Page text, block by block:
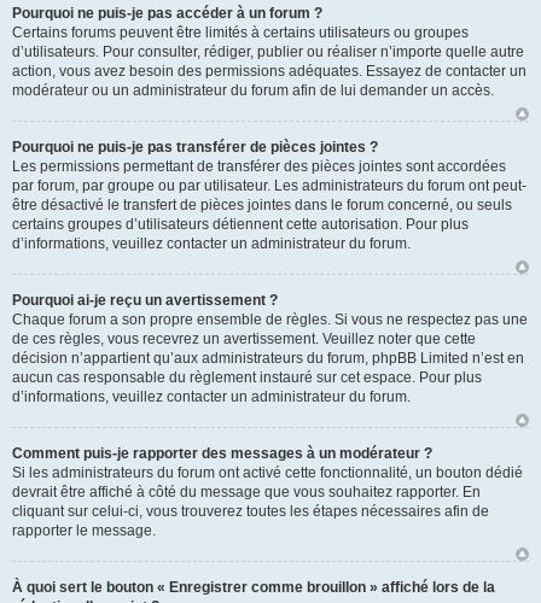
Pourquoi ne puis-je pas accéder à un forum ?
Certains forums peuvent être limités à certains utilisateurs ou groupes
d’utilisateurs. Pour consulter, rédiger, publier ou réaliser n’importe quelle autre
action, vous avez besoin des permissions adéquates. Essayez de contacter un
modérateur ou un administrateur du forum afin de lui demander un accès.
Pourquoi ne puis-je pas transférer de pièces jointes ?
Les permissions permettant de transférer des pièces jointes sont accordées
par forum, par groupe ou par utilisateur. Les administrateurs du forum ont peut-
être désactivé le transfert de pièces jointes dans le forum concerné, ou seuls
certains groupes d’utilisateurs détiennent cette autorisation. Pour plus
d’informations, veuillez contacter un administrateur du forum.
Pourquoi ai-je reçu un avertissement ?
Chaque forum a son propre ensemble de règles. Si vous ne respectez pas une
de ces règles, vous recevrez un avertissement. Veuillez noter que cette
décision n’appartient qu’aux administrateurs du forum, phpBB Limited n’est en
aucun cas responsable du règlement instauré sur cet espace. Pour plus
d’informations, veuillez contacter un administrateur du forum.
Comment puis-je rapporter des messages à un modérateur ?
Si les administrateurs du forum ont activé cette fonctionnalité, un bouton dédié
devrait être affiché à côté du message que vous souhaitez rapporter. En
cliquant sur celui-ci, vous trouverez toutes les étapes nécessaires afin de
rapporter le message.
À quoi sert le bouton « Enregistrer comme brouillon » affiché lors de la